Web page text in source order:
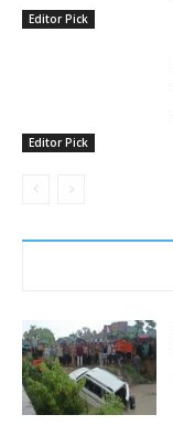
Editor Pick
Editor Pick